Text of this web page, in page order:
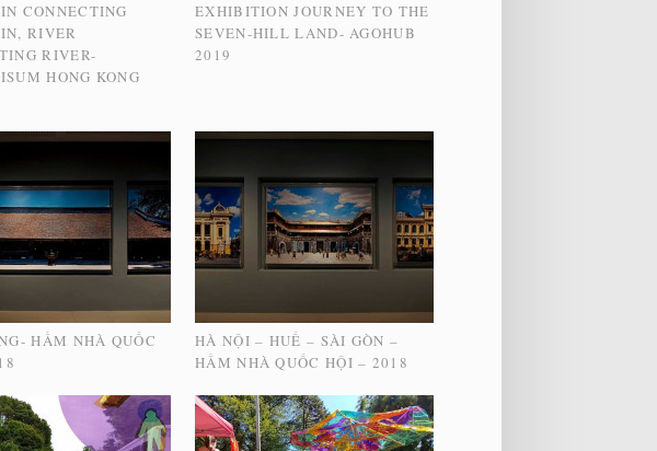
CONNECTING
RIVER
RIVER-
HONG KONG
EXHIBITION JOURNEY TO THE
SEVEN-HILL LAND- AGOHUB
2019
HẦM NHÀ QUỐC
HÀ NỘI – HUẾ – SÀI GÒN –
HẦM NHÀ QUỐC HỘI – 2018